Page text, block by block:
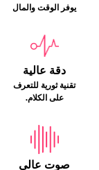
يوفر الوقت والمال
دقة عالية
تقنية ثورية للتعرف
على الكلام.
صوت عالي